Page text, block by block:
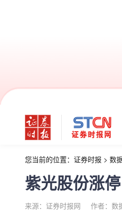
您当前的位置： 证券时报 > 数
紫光股份涨
来源：证券时报网 作者：数